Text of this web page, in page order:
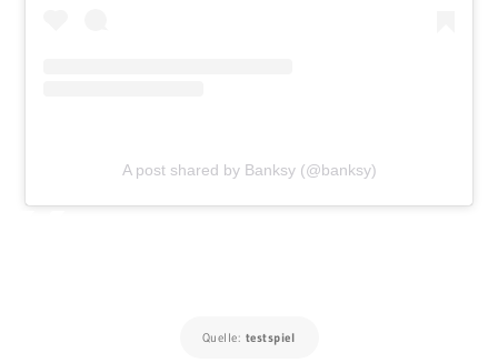
A post shared by Banksy (@banksy)
Quelle: testspiel